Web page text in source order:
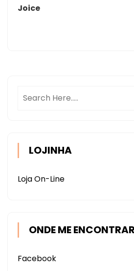
Joice
LOJINHA
Loja On-Line
ONDE ME ENCONTRAR
Facebook